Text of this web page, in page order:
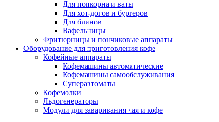
Для попкорна и ваты
Для хот-догов и бургеров
Для блинов
Вафельницы
Фритюрницы и пончиковые аппараты
Оборудование для приготовления кофе
Кофейные аппараты
Кофемашины автоматические
Кофемашины самообслуживания
Суперавтоматы
Кофемолки
Льдогенераторы
Модули для заваривания чая и кофе